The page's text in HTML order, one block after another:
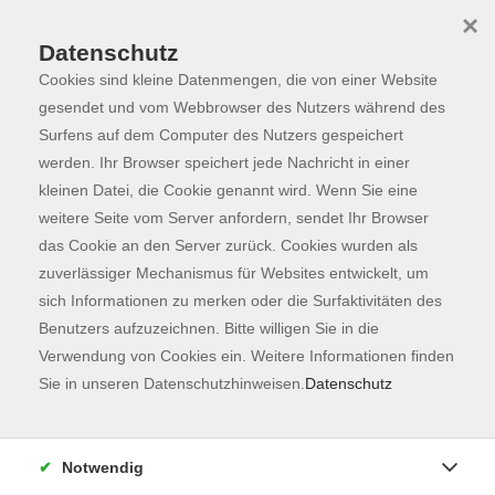
Skip to main content
Über uns Unsere Lehrkräfte
Jo, Minji
Lehrkraft für Deutsch
Deutsch als Zweitsprache A2.1
Mo. 21.09.2026 18:00
Freising
Datenschutz
Cookies sind kleine Datenmengen, die von einer Website
gesendet und vom Webbrowser des Nutzers während des
Surfens auf dem Computer des Nutzers gespeichert
werden. Ihr Browser speichert jede Nachricht in einer
kleinen Datei, die Cookie genannt wird. Wenn Sie eine
weitere Seite vom Server anfordern, sendet Ihr Browser
das Cookie an den Server zurück. Cookies wurden als
zuverlässiger Mechanismus für Websites entwickelt, um
sich Informationen zu merken oder die Surfaktivitäten des
Benutzers aufzuzeichnen. Bitte willigen Sie in die
Verwendung von Cookies ein. Weitere Informationen finden
Sie in unseren Datenschutzhinweisen. Datenschutz
×
Notwendig